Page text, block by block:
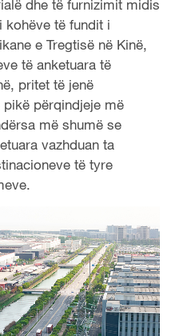
dhe të furnizimit midis
kohëve të fundit i
e Tregtisë në Kinë,
të anketuara të
pritet të jenë
përqindjeje më
më shumë se
vazhduan ta
të tyre